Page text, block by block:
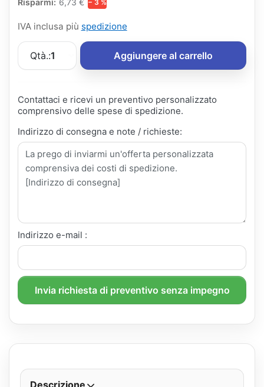
− 3 %
IVA inclusa più spedizione
Qtà.:1 Aggiungere al carrello
Contattaci e ricevi un preventivo personalizzato
comprensivo delle spese di spedizione.
Indirizzo di consegna e note / richieste:
Indirizzo e-mail :
Invia richiesta di preventivo senza impegno
Descrizione